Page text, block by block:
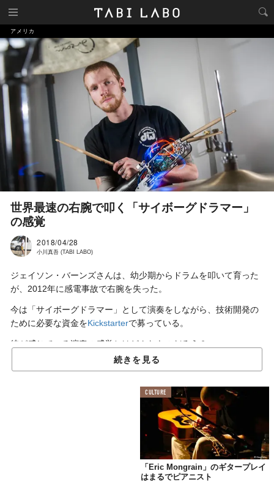
アメリカ
世界最速の右腕で叩く「サイボーグドラマー」
の感覚
2018/04/28
小川真吾 (TABI LABO)
ジェイソン・バーンズさんは、幼少期からドラムを叩いて育った
が、2012年に感電事故で右腕を失った。
今は「サイボーグドラマー」として演奏をしながら、技術開発の
ために必要な資金をKickstarterで募っている。
彼が感じている演奏の感覚とはどんなものだろう？
続きを見る
CULTURE
「Eric Mongrain」のギタープレイ
はまるでピアニスト